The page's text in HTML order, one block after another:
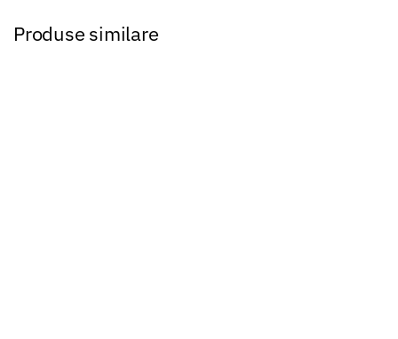
Produse similare